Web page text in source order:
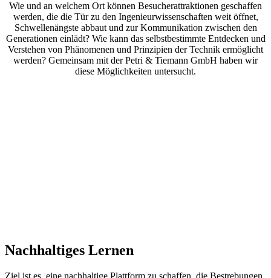
Wie und an welchem Ort können Besucherattraktionen geschaffen
werden, die die Tür zu den Ingenieurwissenschaften weit öffnet,
Schwellenängste abbaut und zur Kommunikation zwischen den
Generationen einlädt? Wie kann das selbstbestimmte Entdecken und
Verstehen von Phänomenen und Prinzipien der Technik ermöglicht
werden? Gemeinsam mit der Petri & Tiemann GmbH haben wir
diese Möglichkeiten untersucht.
Nachhaltiges Lernen
Ziel ist es, eine nachhaltige Plattform zu schaffen, die Bestrebungen